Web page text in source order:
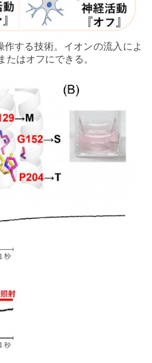
する技術。イオンの流入によ
はオフにできる。